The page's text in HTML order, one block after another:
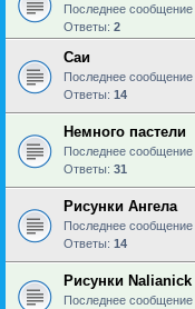
Последнее сообщение
Ответы: 2
Саи
Последнее сообщение
Ответы: 14
Немного пастели
Последнее сообщение
Ответы: 31
Рисунки Ангела
Последнее сообщение
Ответы: 14
Рисунки Nalianick
Последнее сообщение